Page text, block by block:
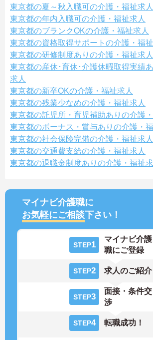
東京都の夏～秋入職可の介護・福祉求人
東京都の年内入職可の介護・福祉求人
東京都のブランクOKの介護・福祉求人
東京都の資格取得サポートの介護・福
東京都の研修制度ありの介護・福祉求人
東京都の産休･育休･介護休暇取得実績
求人
東京都の新卒OKの介護・福祉求人
東京都の残業少なめの介護・福祉求人
東京都の託児所・育児補助ありの介護
東京都のボーナス・賞与ありの介護・
東京都の社会保険完備の介護・福祉求人
東京都の交通費支給の介護・福祉求人
東京都の退職金制度ありの介護・福祉
マイナビ介護職に
お気軽にご相談下さい！
STEP1
マイナビ介護
職にご登録
STEP2 求人のご紹介
STEP3
面接・条件交
渉
STEP4 転職成功！